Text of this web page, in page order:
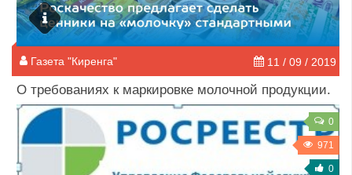
Газета "Киренга" 11 / 09 / 2019
О требованиях к маркировке молочной продукции.
0
971
0